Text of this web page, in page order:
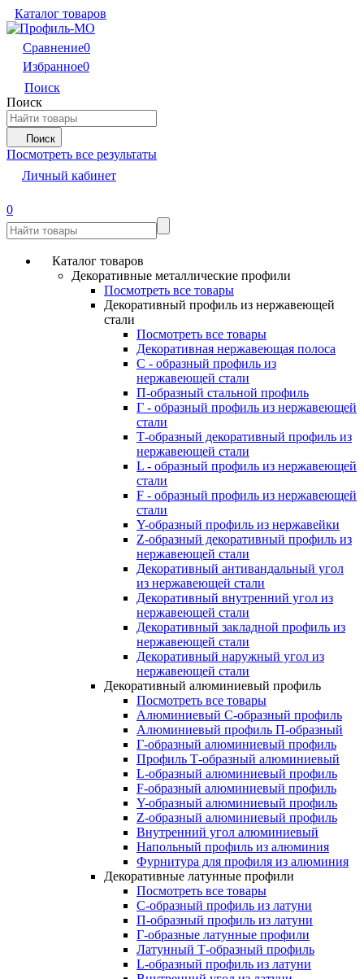
Каталог товаров
Сравнение0
Избранное0
Поиск
Поиск
Поиск
Посмотреть все результаты
Личный кабинет
0
Каталог товаров
Декоративные металлические профили
Посмотреть все товары
Декоративный профиль из нержавеющей
стали
Посмотреть все товары
Декоративная нержавеющая полоса
С - образный профиль из
нержавеющей стали
П-образный стальной профиль
Г - образный профиль из нержавеющей
стали
Т-образный декоративный профиль из
нержавеющей стали
L - образный профиль из нержавеющей
стали
F - образный профиль из нержавеющей
стали
Y-образный профиль из нержавейки
Z-образный декоративный профиль из
нержавеющей стали
Декоративный антивандальный угол
из нержавеющей стали
Декоративный внутренний угол из
нержавеющей стали
Декоративный закладной профиль из
нержавеющей стали
Декоративный наружный угол из
нержавеющей стали
Декоративный алюминиевый профиль
Посмотреть все товары
Алюминиевый С-образный профиль
Алюминиевый профиль П-образный
Г-образный алюминиевый профиль
Профиль Т-образный алюминиевый
L-образный алюминиевый профиль
F-образный алюминиевый профиль
Y-образный алюминиевый профиль
Z-образный алюминиевый профиль
Внутренний угол алюминиевый
Напольный профиль из алюминия
Фурнитура для профиля из алюминия
Декоративные латунные профили
Посмотреть все товары
C-образный профиль из латуни
П-образный профиль из латуни
Г-образные латунные профили
Латунный Т-образный профиль
L-образный профиль из латуни